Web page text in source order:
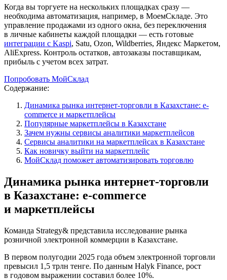
Когда вы торгуете на нескольких площадках сразу —
необходима автоматизация, например, в МоемСкладе. Это
управление продажами из одного окна, без переключения
в личные кабинеты каждой площадки — есть готовые
интеграции с Kaspi, Satu, Ozon, Wildberries, Яндекс Маркетом,
AliExpress. Контроль остатков, автозаказы поставщикам,
прибыль с учетом всех затрат.
Попробовать МойСклад
Содержание:
Динамика рынка интернет-торговли в Казахстане: e-
commerce и маркетплейсы
Популярные маркетплейсы в Казахстане
Зачем нужны сервисы аналитики маркетплейсов
Сервисы аналитики на маркетплейсах в Казахстане
Как новичку выйти на маркетплейс
МойСклад поможет автоматизировать торговлю
Динамика рынка интернет‑торговли
в Казахстане: e‑commerce
и маркетплейсы
Команда Strategy& представила исследование рынка
розничной электронной коммерции в Казахстане.
В первом полугодии 2025 года объем электронной торговли
превысил 1,5 трлн тенге. По данным Halyk Finance, рост
в годовом выражении составил более 10%.